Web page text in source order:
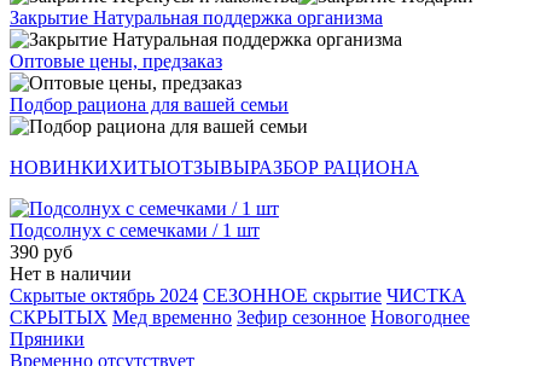
Закрытие Натуральная поддержка организма
Оптовые цены, предзаказ
Подбор рациона для вашей семьи
НОВИНКИХИТЫОТЗЫВЫРАЗБОР РАЦИОНА
Подсолнух с семечками / 1 шт
390 руб
Нет в наличии
Скрытые октябрь 2024 СЕЗОННОЕ скрытие ЧИСТКА
СКРЫТЫХ Мед временно Зефир сезонное Новогоднее
Пряники
Временно отсутствует